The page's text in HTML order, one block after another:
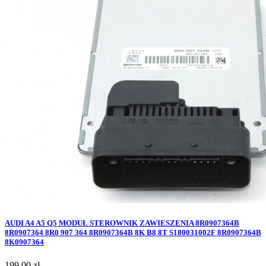
AUDI A4 A5 Q5 MODUŁ STEROWNIK ZAWIESZENIA 8R0907364B
8R0907364 8R0 907 364 8R0907364B 8K B8 8T S180031002F 8R0907364B
8K0907364